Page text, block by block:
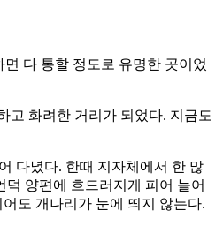
다 통할 정도로 유명한 곳이었
고 화려한 거리가 되었다. 지금도
다녔다. 한때 지자체에서 한 많
양편에 흐드러지게 피어 늘어
도 개나리가 눈에 띄지 않는다.